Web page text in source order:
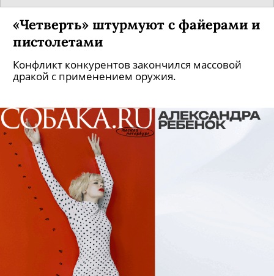
«Четверть» штурмуют с файерами и
пистолетами
Конфликт конкурентов закончился массовой
дракой с применением оружия.